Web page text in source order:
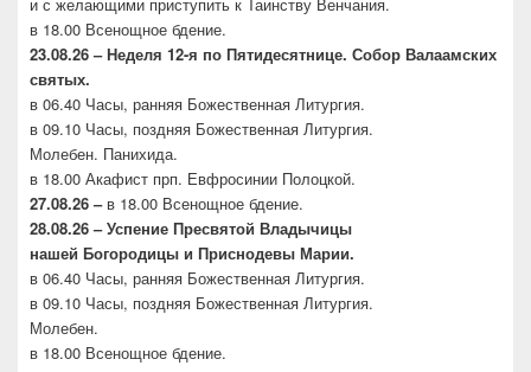
в 18.00 Всенощное бдение.
23.08.26 – Неделя 12-я по Пятидесятнице. Собор Валаамских
святых.
в 06.40 Часы, ранняя Божественная Литургия.
в 09.10 Часы, поздняя Божественная Литургия.
Молебен. Панихида.
в 18.00 Акафист прп. Евфросинии Полоцкой.
27.08.26 –в 18.00 Всенощное бдение.
28.08.26 – Успение Пресвятой Владычицы
нашей Богородицы и Приснодевы Марии.
в 06.40 Часы, ранняя Божественная Литургия.
в 09.10 Часы, поздняя Божественная Литургия.
Молебен.
в 18.00 Всенощное бдение.